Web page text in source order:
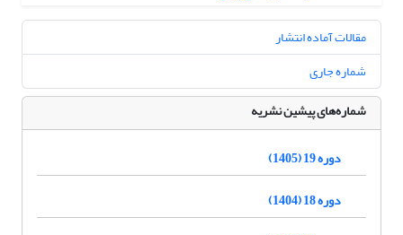
مقالات آماده انتشار
شماره جاری
شماره‌های پیشین نشریه
دوره 19 (1405)
دوره 18 (1404)